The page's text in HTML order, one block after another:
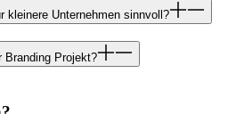
kleinere Unternehmen sinnvoll?
Branding Projekt?